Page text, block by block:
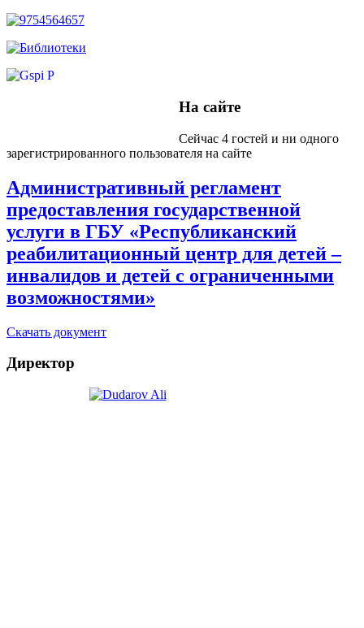
На сайте
Сейчас 4 гостей и ни одного
зарегистрированного пользователя на сайте
Административный регламент
предоставления государственной
услуги в ГБУ «Республиканский
реабилитационный центр для детей –
инвалидов и детей с ограниченными
возможностями»
Скачать документ
Директор